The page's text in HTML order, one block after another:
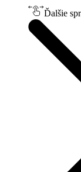
Ďalšie